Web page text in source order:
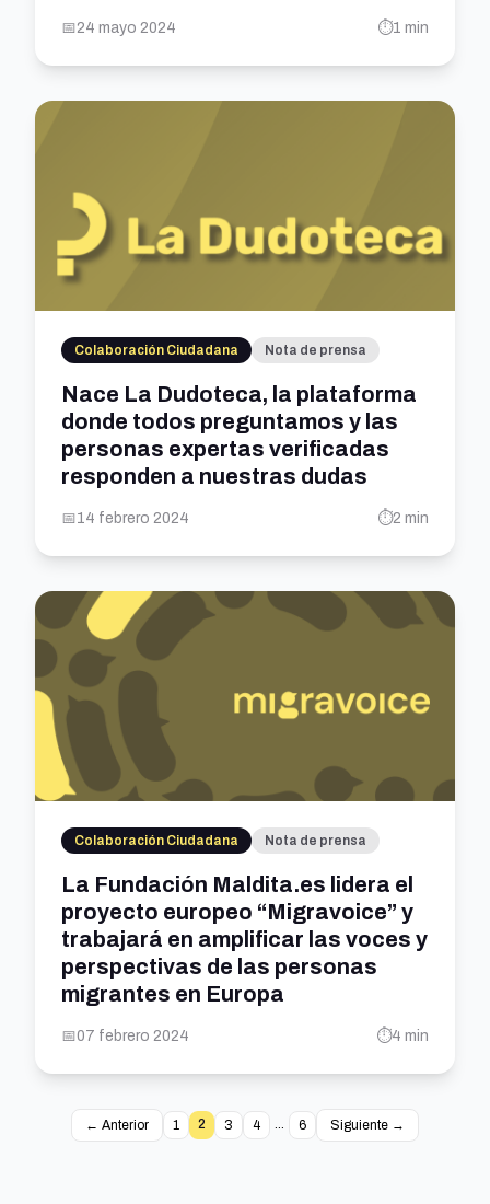
📅24 mayo 2024 ⏱️1 min
Colaboración Ciudadana Nota de prensa
Nace La Dudoteca, la plataforma
donde todos preguntamos y las
personas expertas verificadas
responden a nuestras dudas
📅14 febrero 2024 ⏱️2 min
Colaboración Ciudadana Nota de prensa
La Fundación Maldita.es lidera el
proyecto europeo “Migravoice” y
trabajará en amplificar las voces y
perspectivas de las personas
migrantes en Europa
📅07 febrero 2024 ⏱️4 min
← Anterior 1 2 3 4 ... 6 Siguiente →